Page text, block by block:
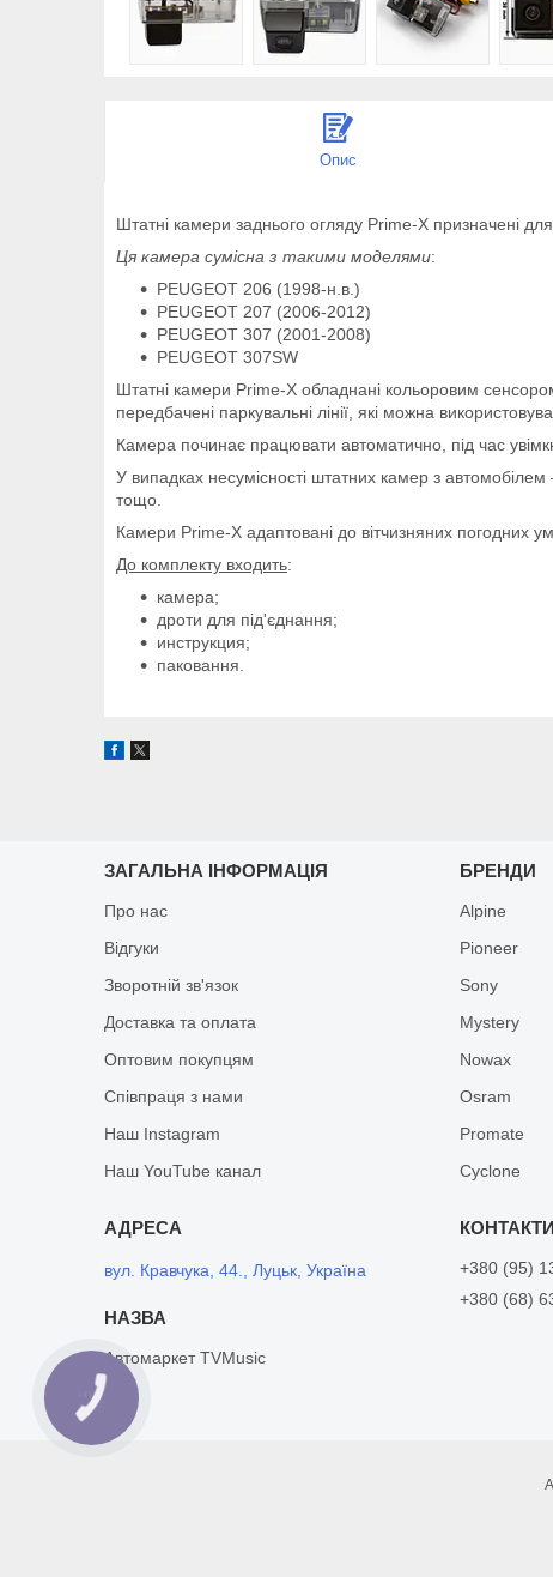
Опис
Штатні камери заднього огляду Prime-X призначені
Ця камера сумісна з такими моделями:
PEUGEOT 206 (1998-н.в.)
PEUGEOT 207 (2006-2012)
PEUGEOT 307 (2001-2008)
PEUGEOT 307SW
Штатні камери Prime-X обладнані кольоровим
передбачені паркувальні лінії, які можна
Камера починає працювати автоматично, під час
У випадках несумісності штатних камер з
тощо.
Камери Prime-X адаптовані до вітчизняних погодних
До комплекту входить:
камера;
дроти для під'єднання;
инструкция;
паковання.
ЗАГАЛЬНА ІНФОРМАЦІЯ
Про нас
Відгуки
Зворотній зв'язок
Доставка та оплата
Оптовим покупцям
Співпраця з нами
Наш Instagram
Наш YouTube канал
БРЕНДИ
Alpine
Pioneer
Sony
Mystery
Nowax
Osram
Promate
Cyclone
вул. Кравчука, 44., Луцьк, Україна
Автомаркет TVMusic
+380 (95)
+380 (68)
КНОПКА
ЗВ'ЯЗКУ